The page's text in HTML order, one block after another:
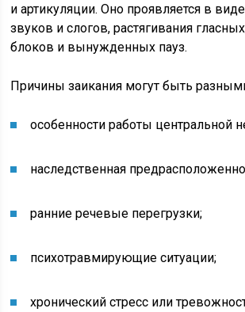
и артикуляции. Оно проявляется в
звуков и слогов, растягивания
блоков и вынужденных пауз.
Причины заикания могут быть
особенности работы центральной
наследственная
ранние речевые перегрузки;
психотравмирующие ситуации;
хронический стресс или